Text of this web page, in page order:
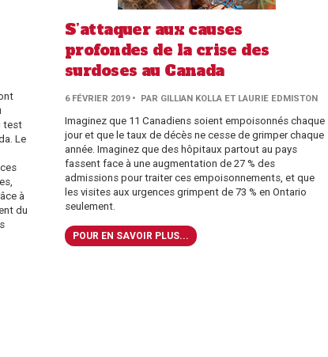
test
Le
à
du
S’attaquer aux causes
profondes de la crise des
surdoses au Canada
6 FÉVRIER 2019 • PAR GILLIAN KOLLA ET LAURIE EDMISTON
Imaginez que 11 Canadiens soient empoisonnés chaque
jour et que le taux de décès ne cesse de grimper chaque
année. Imaginez que des hôpitaux partout au pays
fassent face à une augmentation de 27 % des
admissions pour traiter ces empoisonnements, et que
les visites aux urgences grimpent de 73 % en Ontario
seulement.
POUR EN SAVOIR PLUS...